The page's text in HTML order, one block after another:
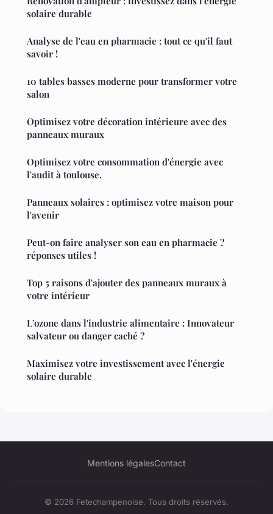
solaire durable
Analyse de l'eau en pharmacie : tout ce qu'il faut
savoir !
10 tables basses moderne pour transformer votre
salon
Optimisez votre décoration intérieure avec des
panneaux muraux
Optimisez votre consommation d'énergie avec
l'audit à toulouse.
Panneaux solaires : optimisez votre maison pour
l'avenir
Peut-on faire analyser son eau en pharmacie ?
réponses utiles !
Top 5 raisons d'ajouter des panneaux muraux à
votre intérieur
L'ozone dans l'industrie alimentaire : Innovateur
salvateur ou danger caché ?
Maximisez votre investissement avec l'énergie
solaire durable
Mentions légalesContact
© 2026 Fetechampenoise. Tous droits réservés.